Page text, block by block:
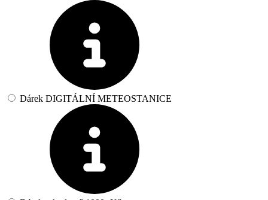
Dárek DIGITÁLNÍ METEOSTANICE